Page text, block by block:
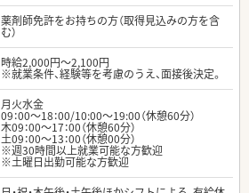
薬剤師免許をお持ちの方（取得見込みの方を含
む）
時給2,000円～2,100円
※就業条件、経験等を考慮のうえ、面接後決定。
月火水金
09：00～18：00/10:00～19:00（休憩60分）
木09：00～17：00（休憩60分）
土09：00～13：00（休憩00分）
※週30時間以上就業可能な方歓迎
※土曜日出勤可能な方歓迎